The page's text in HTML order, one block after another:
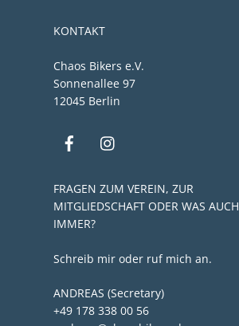
KONTAKT
Chaos Bikers e.V.
Sonnenallee 97
12045 Berlin
FRAGEN ZUM VEREIN, ZUR
MITGLIEDSCHAFT ODER WAS AUCH
IMMER?
Schreib mir oder ruf mich an.
ANDREAS (Secretary)
+49 178 338 00 56